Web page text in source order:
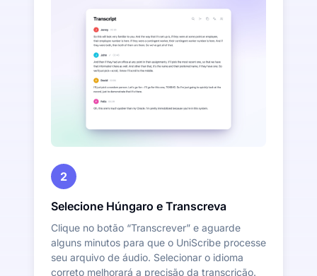
2
Selecione Húngaro e Transcreva
Clique no botão “Transcrever” e aguarde
alguns minutos para que o UniScribe processe
seu arquivo de áudio. Selecionar o idioma
correto melhorará a precisão da transcrição.